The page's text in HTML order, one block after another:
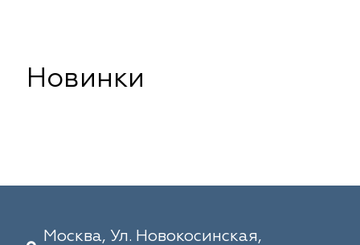
Новинки
Москва, Ул. Новокосинская,